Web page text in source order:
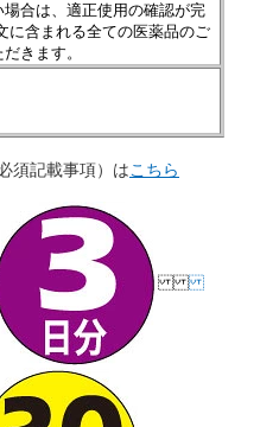
合は、適正使用の確認が完
に含まれる全ての医薬品のご
きます。
須記載事項）はこちら